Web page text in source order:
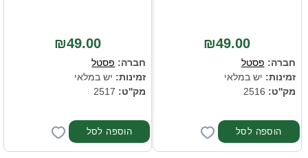
₪49.00
חברה: פסטל
זמינות: יש במלאי
מק''ט:
₪49.00
חברה: פסטל
זמינות: יש במלאי
מק''ט: